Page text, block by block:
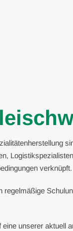
verknüpft.
unserer aktuell